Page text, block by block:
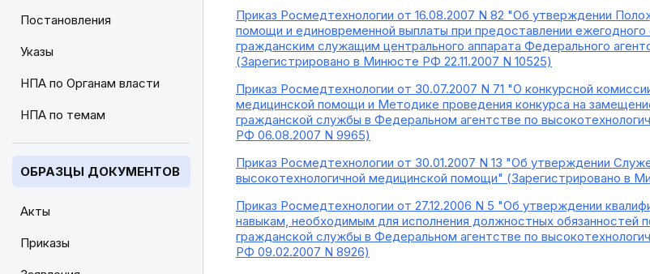
Постановления
Указы
НПА по Органам власти
НПА по темам
ОБРАЗЦЫ ДОКУМЕНТОВ
Акты
Приказы
Приказ Росмедтехнологии от 16.08.2007 N 82 "Об утверждении
помощи и единовременной выплаты при предоставлении
гражданским служащим центрального аппарата Федерального
(Зарегистрировано в Минюсте РФ 22.11.2007 N 10525)
Приказ Росмедтехнологии от 30.07.2007 N 71 "О конкурсной
медицинской помощи и Методике проведения конкурса на
гражданской службы в Федеральном агентстве по
РФ 06.08.2007 N 9965)
Приказ Росмедтехнологии от 30.01.2007 N 13 "Об утверждении
высокотехнологичной медицинской помощи" (Зарегистрировано в
Приказ Росмедтехнологии от 27.12.2006 N 5 "Об утверждении
навыкам, необходимым для исполнения должностных обязанностей
гражданской службы в Федеральном агентстве по
РФ 09.02.2007 N 8926)